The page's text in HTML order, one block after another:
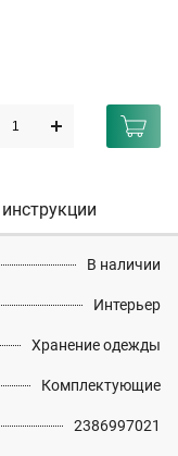
В наличии
Интерьер
Хранение одежды
Комплектующие
2386997021